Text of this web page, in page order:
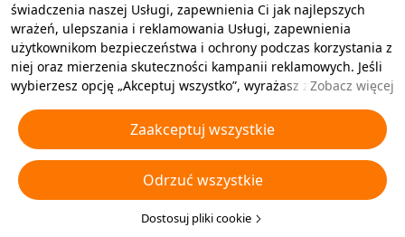
świadczenia naszej Usługi, zapewnienia Ci jak najlepszych
wrażeń, ulepszania i reklamowania Usługi, zapewnienia
użytkownikom bezpieczeństwa i ochrony podczas korzystania z
niej oraz mierzenia skuteczności kampanii reklamowych. Jeśli
wybierzesz opcję „Akceptuj wszystko”, wyrażasz zgodę na
oraz podobnych technologii na Twoim urządzeniu w celach
reklamowych. Możesz także wybrać opcję „Odrzucić wszystkie”,
aby odrzucić wszystkie nieistotne pliki cookie lub wybrać typy
plików cookie, które chcesz zaakceptować albo wyłączyć,
klikając opcję „Dostosuj pliki cookie” poniżej lub w dowolnej
chwili w ustawieniach prywatności. Aby uzyskać więcej
Zobacz więcej
Zaakceptuj wszystkie
Odrzuć wszystkie
Dostosuj pliki cookie